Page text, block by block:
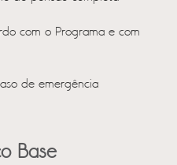
com o Programa e com
de emergência
Base